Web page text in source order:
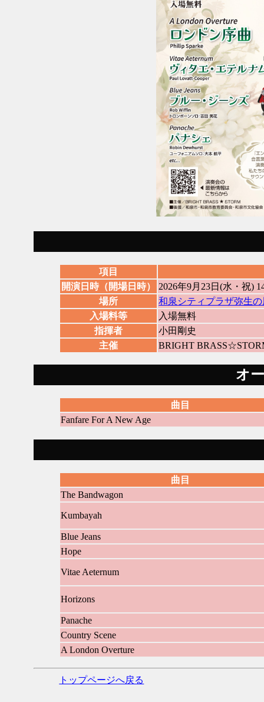
項目
開演日時（開場日時）
2026年9月23日(水・祝)
場所
和泉シティプラザ弥生
入場料等
入場無料
指揮者
小田剛史
主催
BRIGHT
オ
曲目
Fanfare For A New Age
曲目
The Bandwagon
Kumbayah
Blue Jeans
Hope
Vitae Aeternum
Horizons
Panache
Country Scene
A London Overture
トップページへ戻る